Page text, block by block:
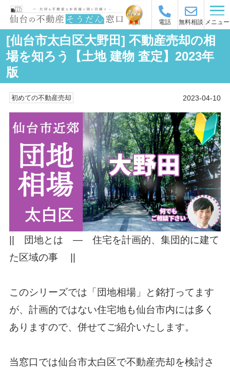
電話 無料相談 メニュー
[仙台市太白区大野田] 不動産売却の相
場を知ろう【土地 建物 査定】2023年
版
初めての不動産売却 2023-04-10
|| 団地とは ― 住宅を計画的、集団的に建て
た区域の事 ||
このシリーズでは「団地相場」と銘打ってます
が、計画的ではない住宅地も仙台市内には多く
ありますので、併せてご紹介いたします。
当窓口では仙台市太白区で不動産売却を検討さ